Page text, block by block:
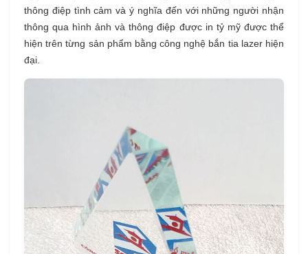
thông điệp tình cảm và ý nghĩa đến với những người nhận
thông qua hình ảnh và thông điệp được in tỷ mỹ được thể
hiện trên từng sản phẩm bằng công nghệ bắn tia lazer hiện
đại.